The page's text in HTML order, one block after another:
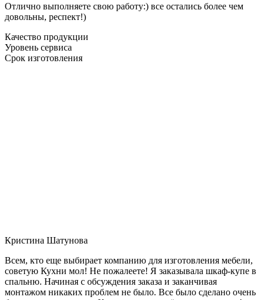
Отлично выполняете свою работу:) все остались более чем
довольны, респект!)
Качество продукции
Уровень сервиса
Срок изготовления
Кристина Шатунова
Всем, кто еще выбирает компанию для изготовления мебели,
советую Кухни мол! Не пожалеете! Я заказывала шкаф-купе в
спальню. Начиная с обсуждения заказа и заканчивая
монтажом никаких проблем не было. Все было сделано очень